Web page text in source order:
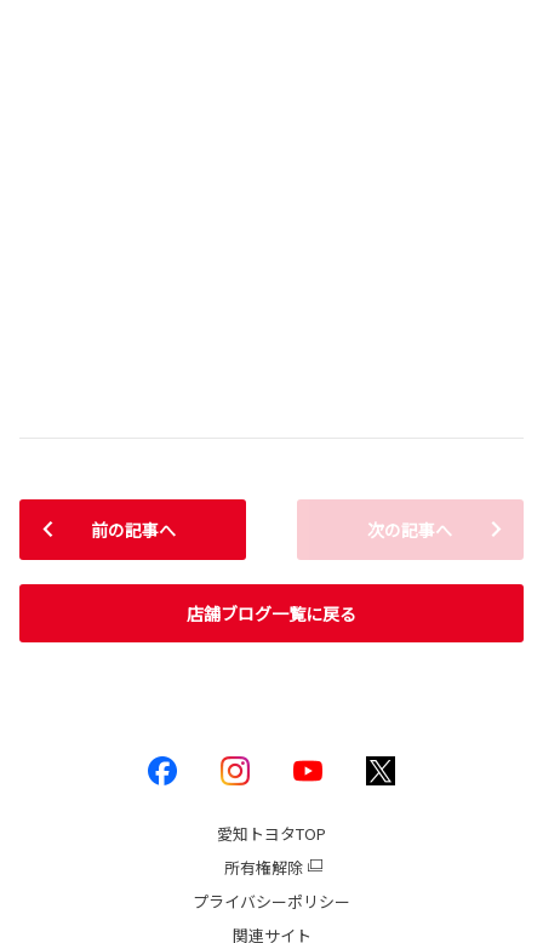
前の記事へ
店舗ブログ一覧に戻る
次の記事へ
愛知トヨタTOP
所有権解除
プライバシーポリシー
関連サイト